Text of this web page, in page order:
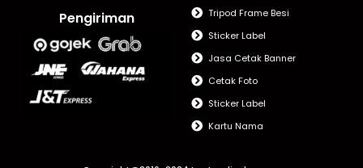
Pengiriman
Tripod Frame Besi
Sticker Label
Jasa Cetak Banner
Cetak Foto
Sticker Label
Kartu Nama